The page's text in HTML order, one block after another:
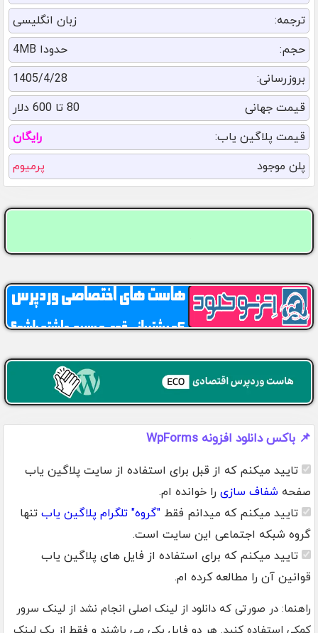
ترجمه:
زبان انگلیسی
حجم:
حدودا 4MB
بروزرسانی:
1405/4/28
قیمت جهانی
80 تا 600 دلار
قیمت پلاگین یاب:
رایگان
پلن موجود
پرمیوم
📌 باکس دانلود افزونه WpForms
تایید میکنم که از قبل برای استفاده از سایت پلاگین یاب
صفحه شفاف سازی را خوانده ام.
تایید میکنم که میدانم فقط "گروه" تلگرام پلاگین یاب تنها
گروه شبکه اجتماعی این سایت است.
تایید میکنم که برای استفاده از فایل های پلاگین یاب
قوانین آن را مطالعه کرده ام.
راهنما: در صورتی که دانلود از لینک اصلی انجام نشد از لینک سرور